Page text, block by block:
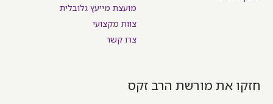
מועצת מייעץ גלובלית
צוות מקצועי
צרו קשר
חזקו את מורשת הרב זקס